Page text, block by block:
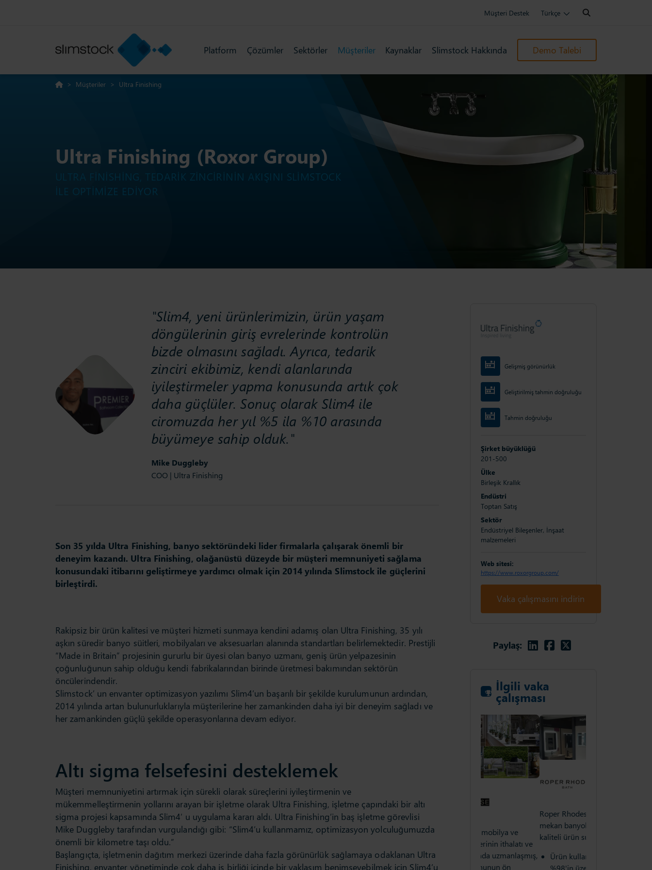
Müşteri Destek Türkçe
Search:
Platform Çözümler Sektörler Müşteriler Kaynaklar Slimstock Hakkında Demo Talebi
> Müşteriler > Ultra Finishing
Ultra Finishing (Roxor Group)
ULTRA FINISHING, TEDARIK ZINCIRININ AKIŞINI SLIMSTOCK
ILE OPTIMIZE EDIYOR
Mike Duggleby
COO | Ultra Finishing
"Slim4, yeni ürünlerimizin, ürün yaşam
döngülerinin giriş evrelerinde kontrolün
bizde olmasını sağladı. Ayrıca, tedarik
zinciri ekibimiz, kendi alanlarında
iyileştirmeler yapma konusunda artık çok
daha güçlüler. Sonuç olarak Slim4 ile
ciromuzda her yıl %5 ila %10 arasında
büyümeye sahip olduk."
Son 35 yılda Ultra Finishing, banyo sektöründeki lider firmalarla çalışarak önemli bir
deneyim kazandı. Ultra Finishing, olağanüstü düzeyde bir müşteri memnuniyeti sağlama
konusundaki itibarını geliştirmeye yardımcı olmak için 2014 yılında Slimstock ile güçlerini
birleştirdi.
Rakipsiz bir ürün kalitesi ve müşteri hizmeti sunmaya kendini adamış olan Ultra Finishing, 35 yılı
aşkın süredir banyo süitleri, mobilyaları ve aksesuarları alanında standartları belirlemektedir. Prestijli
“Made in Britain” projesinin gururlu bir üyesi olan banyo uzmanı, geniş ürün yelpazesinin
çoğunluğunun sahip olduğu kendi fabrikalarından birinde üretmesi bakımından sektörün
öncülerindendir.
Slimstock’ un envanter optimizasyon yazılımı Slim4’un başarılı bir şekilde kurulumunun ardından,
2014 yılında artan bulunurluklarıyla müşterilerine her zamankinden daha iyi bir deneyim sağladı ve
her zamankinden güçlü şekilde operasyonlarına devam ediyor.
Altı sigma felsefesini desteklemek
Müşteri memnuniyetini artırmak için sürekli olarak süreçlerini iyileştirmenin ve
mükemmelleştirmenin yollarını arayan bir işletme olarak Ultra Finishing, işletme çapındaki bir altı
sigma projesi kapsamında Slim4′ u uygulama kararı aldı. Ultra Finishing’in baş işletme görevlisi
Mike Duggleby tarafından vurgulandığı gibi: “Slim4’u kullanmamız, optimizasyon yolculuğumuzda
önemli bir kilometre taşı oldu.”
Başlangıçta, işletmenin dağıtım merkezi üzerinde daha fazla görünürlük sağlamaya odaklanan Ultra
Finishing, envanter yönetiminde çok daha iş birliği içinde bir yaklaşım benimseyebilmek için Slim4’u
Gelişmiş görünürlük
Geliştirilmiş tahmin doğruluğu
Tahmin doğruluğu
Şirket büyüklüğü
201-500
Ülke
Birleşik Krallık
Endüstri
Toptan Satış
Sektör
Endüstriyel Bileşenler, İnşaat
malzemeleri
Web sitesi:
https://www.roxorgroup.com/
Vaka çalışmasını indirin
Paylaş: Linkedin
Facebook
Twitter
İlgili vaka
çalışması
Coach House, mobilya ve
satışı konusunda uzmanlaşmış,
ev dekorasyonunun ön
Roper Rhodes, müşterilerine iç
mekan banyoları için bir dizi
kaliteli ürün sunmaktadır.
Ürün kullanılabilirliği
%98'in üzerine çıkarıldı